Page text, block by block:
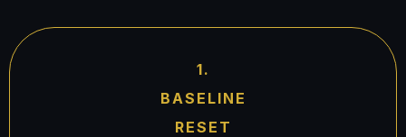
1.
BASELINE
RESET